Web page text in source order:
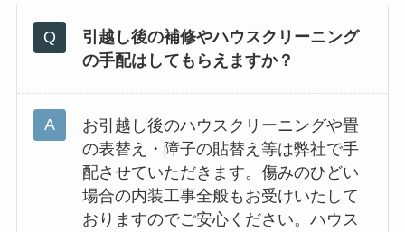
引越し後の補修やハウスクリーニング
の手配はしてもらえますか？
お引越し後のハウスクリーニングや畳
の表替え・障子の貼替え等は弊社で手
配させていただきます。傷みのひどい
場合の内装工事全般もお受けいたして
おりますのでご安心ください。ハウス